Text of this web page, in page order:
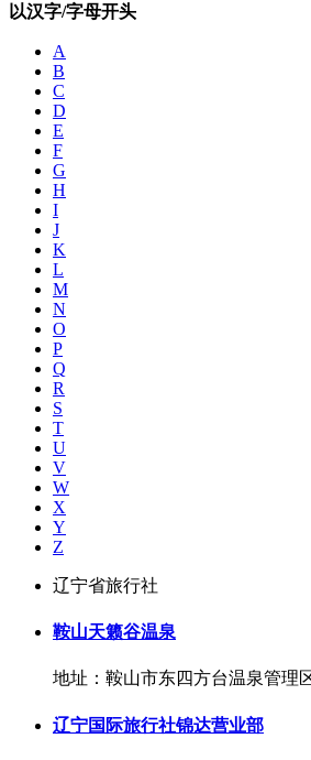
以汉字/字母开头
A
B
C
D
E
F
G
H
I
J
K
L
M
N
O
P
Q
R
S
T
U
V
W
X
Y
Z
辽宁省旅行社
鞍山天籁谷温泉
地址：鞍山市东四方台温泉管理
辽宁国际旅行社锦达营业部